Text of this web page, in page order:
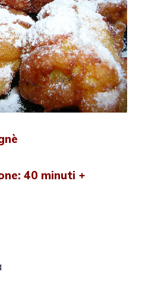
40 minuti +